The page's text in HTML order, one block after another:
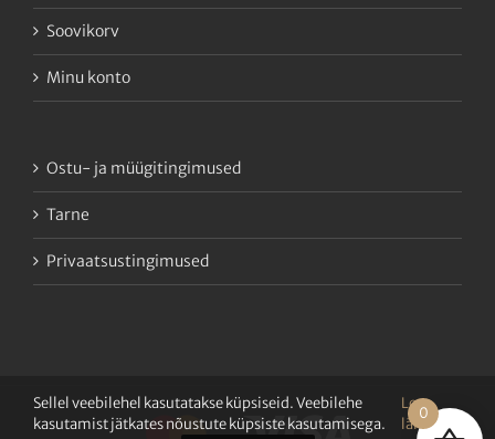
Soovikorv
Minu konto
Ostu- ja müügitingimused
Tarne
Privaatsustingimused
0
Sellel veebilehel kasutatakse küpsiseid. Veebilehe
kasutamist jätkates nõustute küpsiste kasutamisega.
Loe
lähemalt